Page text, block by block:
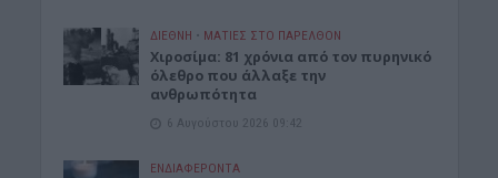
ΔΙΕΘΝΗ • ΜΑΤΙΕΣ ΣΤΟ ΠΑΡΕΛΘΟΝ
Χιροσίμα: 81 χρόνια από τον πυρηνικό
όλεθρο που άλλαξε την
ανθρωπότητα
6 Αυγούστου 2026 09:42
ΕΝΔΙΑΦΕΡΟΝΤΑ